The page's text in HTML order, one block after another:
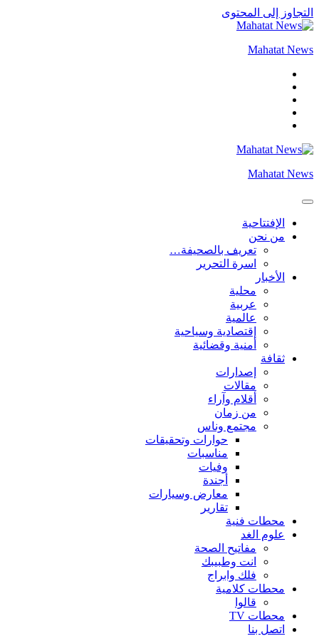
التجاوز إلى المحتوى
Mahatat News
Mahatat News
الإفتتاحية
من نحن
تعريف بالصحيفة…
اسرة التحرير
الأخبار
محلية
عربية
عالمية
إقتصادية وسياحية
أمنية وقضائية
ثقافة
إصدارات
مقالات
أقلام وآراء
من زمان
مجتمع وناس
حوارات وتحقيقات
مناسبات
وفيات
أجندة
معارض وسيارات
تقارير
محطات فنية
علوم الغد
مفاتيح الصحة
انت وطبيبك
فلك وابراج
محطات كلامية
قالوا
محطات TV
اتصل بنا